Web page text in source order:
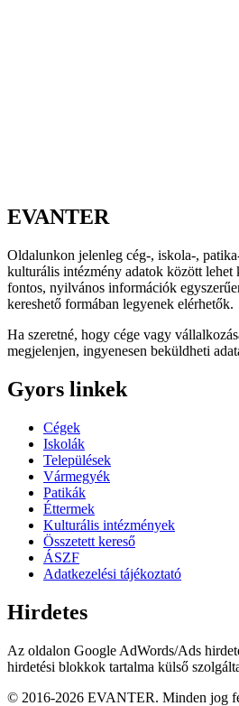
EVANTER
Oldalunkon jelenleg cég-, iskola-,
kulturális intézmény adatok között lehet
fontos, nyilvános információk
kereshető formában legyenek elérhetők.
Ha szeretné, hogy cége vagy
megjelenjen, ingyenesen beküldheti
Gyors linkek
Cégek
Iskolák
Települések
Vármegyék
Patikák
Éttermek
Kulturális intézmények
Összetett kereső
ÁSZF
Adatkezelési tájékoztató
Hirdetes
Az oldalon Google AdWords/Ads
hirdetési blokkok tartalma külső
© 2016-2026 EVANTER. Minden jog